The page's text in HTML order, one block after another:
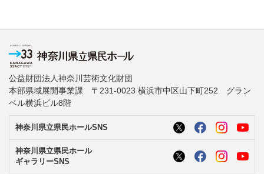
公益財団法人神奈川芸術文化財団
本部県域展開事業課 〒231-0023 横浜市中区山下町252 グラン
ベル横浜ビル8階
神奈川県立県民ホールSNS
神奈川県立県民ホール
ギャラリーSNS